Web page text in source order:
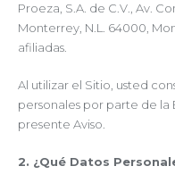
Proeza, S.A. de C.V., Av.
Monterrey, N.L. 64000,
afiliadas.
Al utilizar el Sitio, usted
personales por parte de la
presente Aviso.
2. ¿Qué Datos